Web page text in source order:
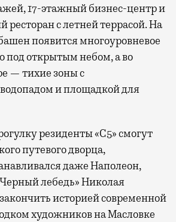
17-этажный бизнес-центр и
ресторан с летней террасой. На
появится многоуровневое
под открытым небом, а во
— тихие зоны с
и площадкой для
резиденты «С5» смогут
путевого дворца,
даже Наполеон,
лебедь» Николая
историей современной
художников на Масловке